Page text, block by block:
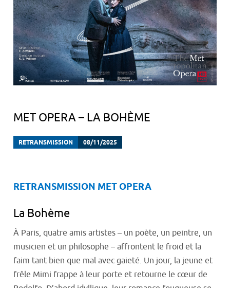
MET OPERA – LA BOHÈME
RETRANSMISSION 08/11/2025
RETRANSMISSION MET OPERA
La Bohème
À Paris, quatre amis artistes – un poète, un peintre, un
musicien et un philosophe – affrontent le froid et la
faim tant bien que mal avec gaieté. Un jour, la jeune et
frêle Mimi frappe à leur porte et retourne le cœur de